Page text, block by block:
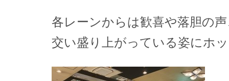
各レーンからは歓喜や落胆の
交い盛り上がっている姿にホ